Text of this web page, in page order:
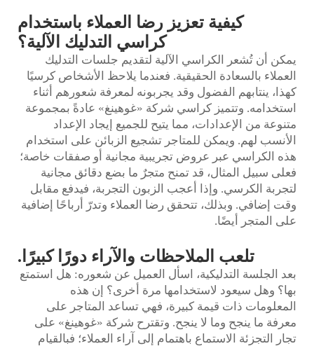
كيفية تعزيز رضا العملاء باستخدام
كراسي التدليك الآلية؟
يمكن أن تُشعر الكراسي الآلية لتقديم جلسات التدليك
العملاء بالسعادة الحقيقية. فعندما يلاحظ الأشخاص كرسيًا
كهذا، ينتابهم الفضول وقد يجربونه لمعرفة شعورهم أثناء
استخدامه. وتتميز كراسي شركة «غوهينغ» عادةً بمجموعة
متنوعة من الإعدادات، مما يتيح للجميع إيجاد الإعداد
الأنسب لهم. ويمكن للمتاجر تشجيع الزبائن على استخدام
هذه الكراسي عبر عروض تجريبية مجانية أو صفقات خاصة؛
فعلى سبيل المثال، قد تمنح متجرٌ ما بضع دقائق مجانية
لتجربة الكرسي. وإذا أعجب الزبون التجربة، فيدفع مقابل
وقت إضافي. وبذلك، تتحقق رضا العملاء وتدرّ أرباحًا إضافية
على المتجر أيضًا.
تلعب الملاحظات والآراء دورًا كبيرًا.
بعد الجلسة التدليكية، اسأل العميل عن شعوره: هل استمتع
بها؟ وهل سيعود لاستخدامها مرة أخرى؟ إن هذه
المعلومات ذات قيمة كبيرة، فهي تساعد المتاجر على
معرفة ما ينجح وما لا ينجح. وتقترح شركة «غوهينغ» على
تجار التجزئة الاستماع باهتمام إلى آراء العملاء؛ فبالقيام